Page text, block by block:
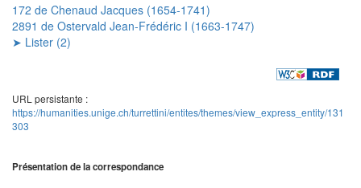
172 de Chenaud Jacques (1654-1741)
2891 de Ostervald Jean-Frédéric I (1663-1747)
➤ Lister (2)
URL persistante :
https://humanities.unige.ch/turrettini/entites/themes/view_express_entity/131
303
Présentation de la correspondance